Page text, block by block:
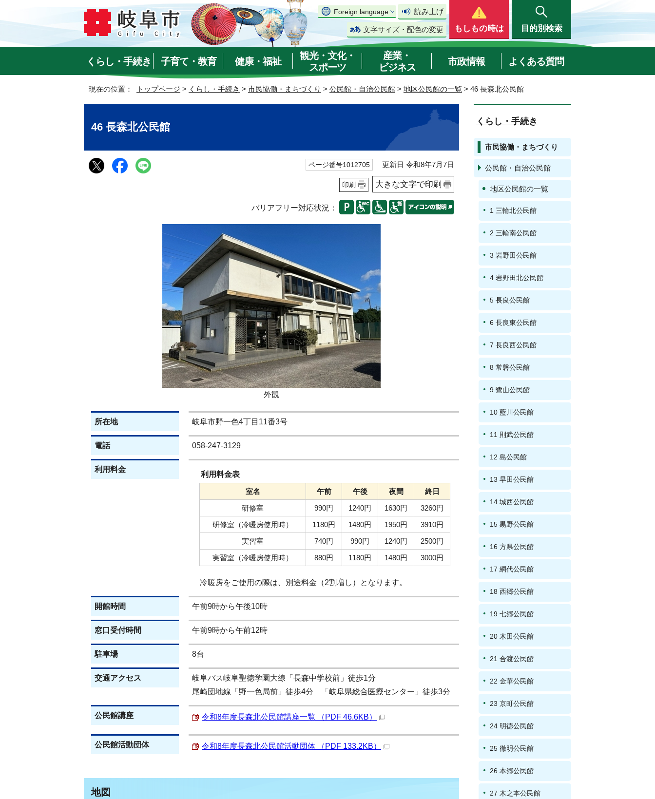
Foreign language 読み上げ
文字サイズ・配色の変更 もしもの時は 目的別検索
くらし・手続き 子育て・教育 健康・福祉
観光・文化・
スポーツ
産業・
ビジネス
市政情報 よくある質問
現在の位置： トップページ > くらし・手続き > 市民協働・まちづくり > 公民館・自治公民館 > 地区公民館の一覧 > 46 長森北公民館
46 長森北公民館
ページ番号1012705 更新日 令和8年7月7日
印刷 大きな文字で印刷
バリアフリー対応状況：
外観
所在地 岐阜市野一色4丁目11番3号
電話 058-247-3129
利用料金
利用料金表
室名 午前 午後 夜間
終日
研修室
990円 1240円 1630円
3260円
研修室（冷暖房使用時）
1180円 1480円 1950円
3910円
実習室
740円 990円 1240円
2500円
実習室（冷暖房使用時）
880円 1180円 1480円 3000円
冷暖房をご使用の際は、別途料金（2割増し）となります。
開館時間 午前9時から午後10時
窓口受付時間 午前9時から午前12時
駐車場 8台
交通アクセス
岐阜バス岐阜聖徳学園大線「長森中学校前」徒歩1分
尾崎団地線「野一色局前」徒歩4分 「岐阜県総合医療センター」徒歩3分
公民館講座 令和8年度長森北公民館講座一覧 （PDF 46.6KB）
公民館活動団体 令和8年度長森北公民館活動団体 （PDF 133.2KB）
地図
くらし・手続き
市民協働・まちづくり
公民館・自治公民館
地区公民館の一覧
1 三輪北公民館
2 三輪南公民館
3 岩野田公民館
4 岩野田北公民館
5 長良公民館
6 長良東公民館
7 長良西公民館
8 常磐公民館
9 鷺山公民館
10 藍川公民館
11 則武公民館
12 島公民館
13 早田公民館
14 城西公民館
15 黒野公民館
16 方県公民館
17 網代公民館
18 西郷公民館
19 七郷公民館
20 木田公民館
21 合渡公民館
22 金華公民館
23 京町公民館
24 明徳公民館
25 徹明公民館
26 本郷公民館
27 木之本公民館